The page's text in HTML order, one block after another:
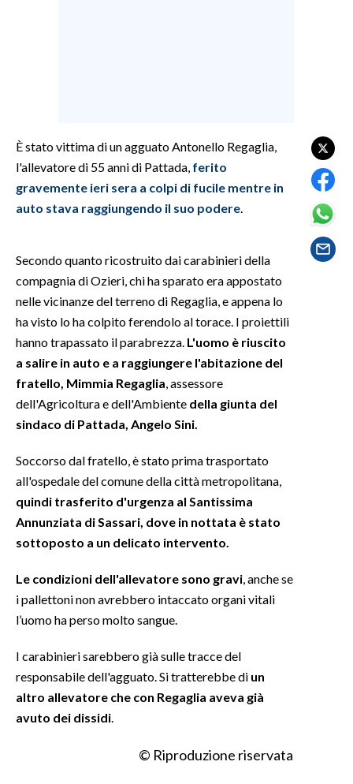
SPETTACOLI
GOSSIP
SARDEGNA TURISMO
SARDI NEL MONDO
NOTIZIE
#CARAUNIONE
3 MINUTI CON
INSULARITÀ
INFO AZIENDE
ABBONATI
NECROLOGI
PUBBLICITÀ
SPIAGGE
STORE
È stato vittima di un agguato Antonello Regaglia,
l'allevatore di 55 anni di Pattada, ferito
gravemente ieri sera a colpi di fucile mentre in
auto stava raggiungendo il suo podere
Secondo quanto ricostruito dai carabinieri della
compagnia di Ozieri, chi ha sparato era appostato
nelle vicinanze del terreno di Regaglia, e appena lo
ha visto lo ha colpito ferendolo al torace. I proiettili
hanno trapassato il parabrezza. L'uomo è riuscito
a salire in auto e a raggiungere l'abitazione del
fratello, Mimmia Regaglia , assessore
dell'Agricoltura e dell'Ambiente della giunta del
sindaco di Pattada, Angelo Sini.
Soccorso dal fratello, è stato prima trasportato
all'ospedale del comune della città metropolitana,
quindi trasferito d'urgenza al Santissima
Annunziata di Sassari, dove in nottata è stato
sottoposto a un delicato intervento.
Le condizioni dell'allevatore sono gravi , anche se
i pallettoni non avrebbero intaccato organi vitali
l’uomo ha perso molto sangue.
I carabinieri sarebbero già sulle tracce del
responsabile dell'agguato. Si tratterebbe di un
altro allevatore che con Regaglia aveva già
avuto dei dissidi
© Riproduzione riservata